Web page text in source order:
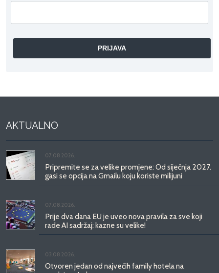
AKTUALNO
07.08.2026.
Pripremite se za velike promjene: Od siječnja 2027.
gasi se opcija na Gmailu koju koriste milijuni
07.08.2026.
Prije dva dana EU je uveo nova pravila za sve koji
rade AI sadržaj: kazne su velike!
03.08.2026.
Otvoren jedan od najvećih family hotela na